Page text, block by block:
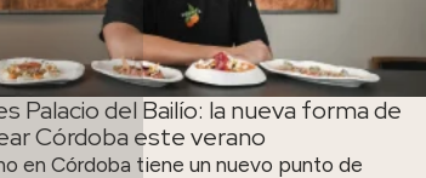
Palacio del Bailío: la nueva forma de
Córdoba este verano
en Córdoba tiene un nuevo punto de